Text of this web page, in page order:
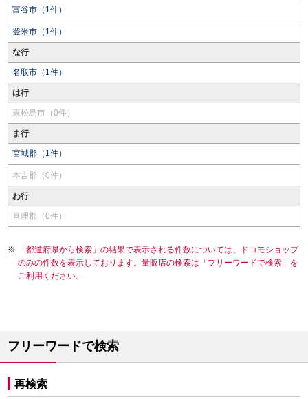
富谷市（1件）
登米市（1件）
な行
名取市（1件）
は行
東松島市（0件）
ま行
宮城郡（1件）
本吉郡（0件）
わ行
亘理郡（0件）
「都道府県から検索」の結果で表示される件数については、ドコモショップ
のみの件数を表示しております。量販店の検索は「フリーワードで検索」を
ご利用ください。
フリーワードで検索
再検索